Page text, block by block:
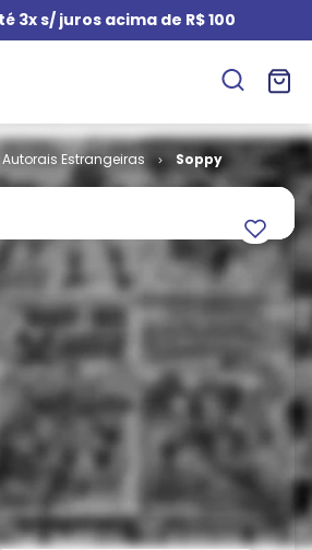
3x s/ juros acima de R$ 100
Autorais Estrangeiras Soppy